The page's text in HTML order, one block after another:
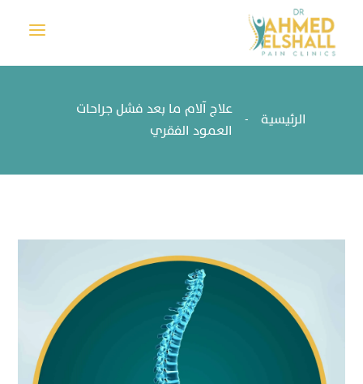
a
الرئيسية -
علاج آلام ما بعد فشل جراحات
العمود الفقري